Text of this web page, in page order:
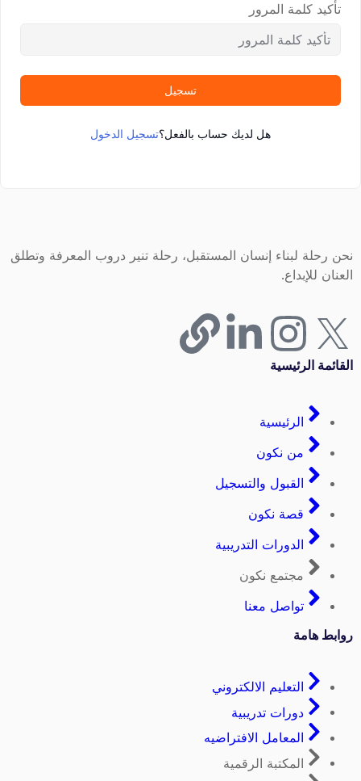
تأكيد كلمة المرور
تسجيل
هل لديك حساب بالفعل؟تسجيل الدخول
نحن رحلة لبناء إنسان المستقبل، رحلة تنير دروب المعرفة وتطلق
العنان للإبداع.
القائمة الرئيسية
الرئيسية
من نكون
القبول والتسجيل
قصة نكون
الدورات التدريبية
مجتمع نكون
تواصل معنا
روابط هامة
التعليم الالكتروني
دورات تدريبية
المعامل الافتراضيه
المكتبة الرقمية